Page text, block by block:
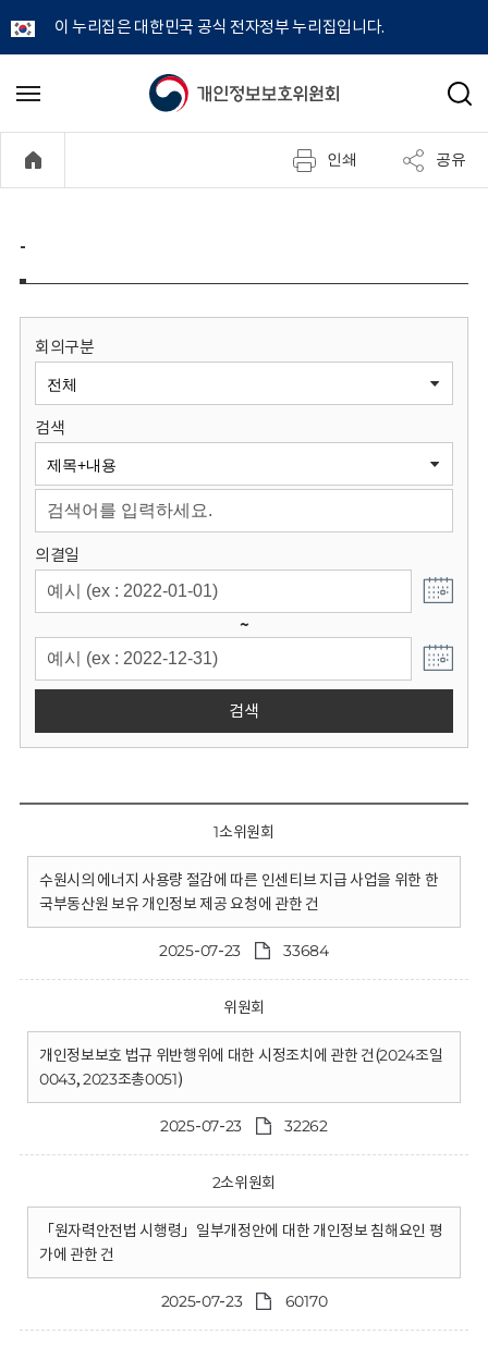
이 누리집은 대한민국 공식 전자정부 누리집입니다.
개
정
보
원
회
메
기
검
인쇄 공유
-
회의구분
검색
의결일
~
검색
1소위원회
수원시의 에너지 사용량 절감에 따른 인센티브 지급 사업을 위한 한
국부동산원 보유 개인정보 제공 요청에 관한 건
2025-07-23 33684
위원회
개인정보보호 법규 위반행위에 대한 시정조치에 관한 건(2024조일
0043, 2023조총0051)
2025-07-23 32262
2소위원회
「원자력안전법 시행령」일부개정안에 대한 개인정보 침해요인 평
가에 관한 건
2025-07-23 60170